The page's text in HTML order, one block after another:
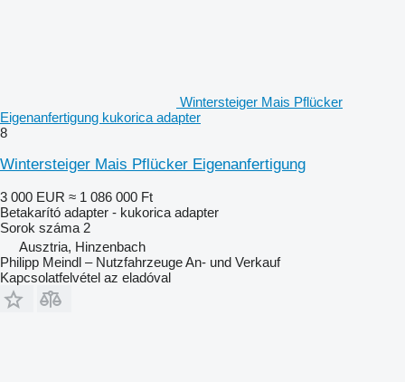
Wintersteiger Mais Pflücker
Eigenanfertigung kukorica adapter
8
Wintersteiger Mais Pflücker Eigenanfertigung
3 000 EUR ≈ 1 086 000 Ft
Betakarító adapter - kukorica adapter
Sorok száma 2
Ausztria, Hinzenbach
Philipp Meindl – Nutzfahrzeuge An- und Verkauf
Kapcsolatfelvétel az eladóval